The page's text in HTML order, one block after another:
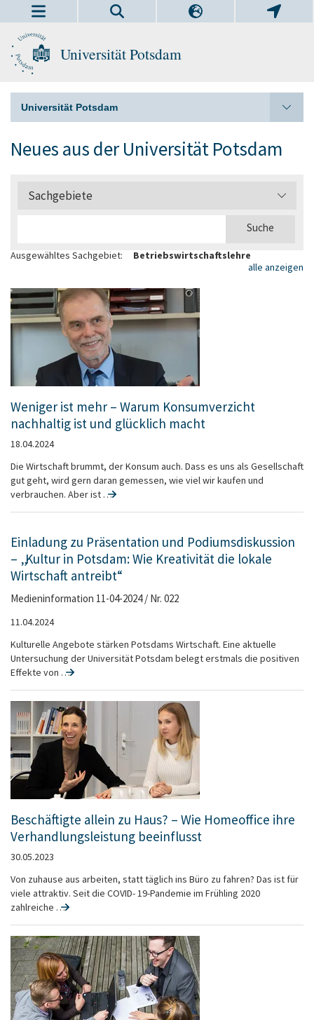
Universität Potsdam
Universität Potsdam
Neues aus der Universität Potsdam
Sachgebiete
Ausgewähltes Sachgebiet:
Betriebswirtschaftslehre
alle anzeigen
Weniger ist mehr – Warum Konsumverzicht
nachhaltig ist und glücklich macht
18.04.2024
Die Wirtschaft brummt, der Konsum auch. Dass es uns als Gesellschaft
gut geht, wird gern daran gemessen, wie viel wir kaufen und
verbrauchen. Aber ist …
Einladung zu Präsentation und Podiumsdiskussion
– „Kultur in Potsdam: Wie Kreativität die lokale
Wirtschaft antreibt“
Medieninformation 11-04-2024 / Nr. 022
11.04.2024
Kulturelle Angebote stärken Potsdams Wirtschaft. Eine aktuelle
Untersuchung der Universität Potsdam belegt erstmals die positiven
Effekte von …
Beschäftigte allein zu Haus? – Wie Homeoffice ihre
Verhandlungsleistung beeinflusst
30.05.2023
Von zuhause aus arbeiten, statt täglich ins Büro zu fahren? Das ist für
viele attraktiv. Seit die COVID- 19-Pandemie im Frühling 2020
zahlreiche …